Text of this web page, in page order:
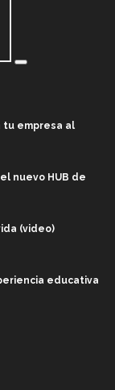
tu empresa al
nuevo HUB de
(video)
educativa